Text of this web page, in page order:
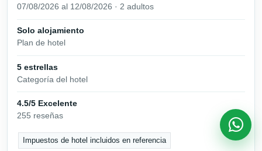
07/08/2026 al 12/08/2026 · 2 adultos
Solo alojamiento
Plan de hotel
5 estrellas
Categoría del hotel
4.5/5 Excelente
255 reseñas
Impuestos de hotel incluidos en referencia